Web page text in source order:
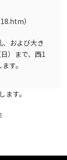
）
および大き
）まで、西1
す。
す。